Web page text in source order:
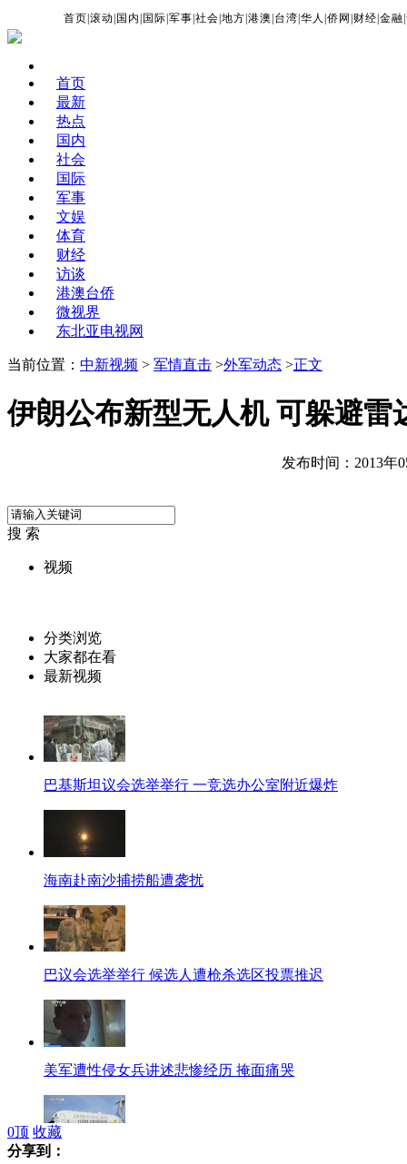
首页 |滚动 国内 国际 |军事 |社会 |地方 |港澳 台湾 |华人 |侨网 财经 |金融 |
首页
最新
热点
国内
社会
国际
军事
文娱
体育
财经
访谈
港澳台侨
微视界
东北亚电视网
当前位置： 中新视频 > 军情直击 >外军动态 >正文
伊朗公布新型无人机 可躲避雷
发布时间：2013年
搜 索
视频
分类浏览
大家都在看
最新视频
巴基斯坦议会选举举行 一竞选办公室附近爆炸
海南赴南沙捕捞船遭袭扰
巴议会选举举行 候选人遭枪杀选区投票推迟
美军遭性侵女兵讲述悲惨经历 掩面痛哭
0顶 收藏
分享到：